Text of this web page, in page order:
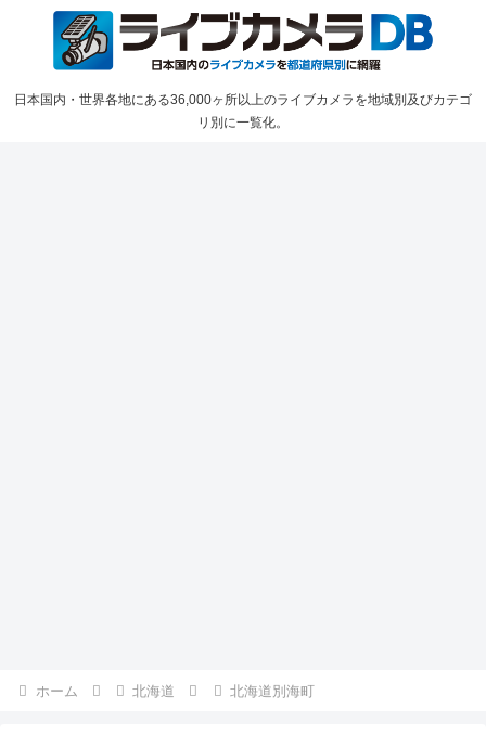
日本国内・世界各地にある36,000ヶ所以上のライブカメラを地域別及びカテゴ
リ別に一覧化。
ホーム 北海道 北海道別海町